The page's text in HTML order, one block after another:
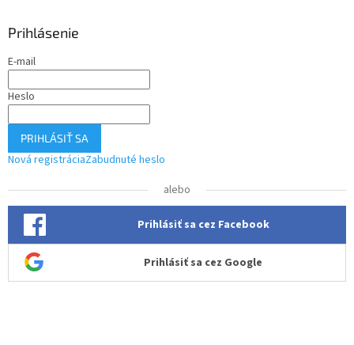
Prihlásenie
E-mail
Heslo
PRIHLÁSIŤ SA
Nová registráciaZabudnuté heslo
alebo
Prihlásiť sa cez Facebook
Prihlásiť sa cez Google